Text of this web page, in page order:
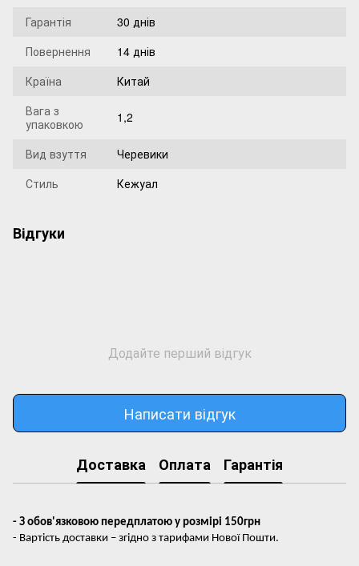
Гарантія
30 днів
Повернення
14 днів
Країна
Китай
Вага з
упаковкою
1,2
Вид взуття
Черевики
Стиль
Кежуал
Відгуки
Додайте перший відгук
Написати відгук
Доставка Оплата Гарантія
- З обов'язковою передплатою у розмірі 150грн
- Вартість доставки – згідно з тарифами Нової Пошти.